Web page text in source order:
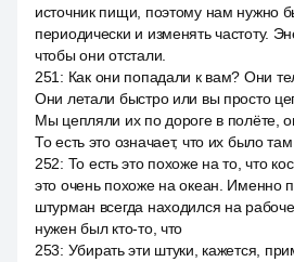
источник пищи, поэтому нам нужно
периодически и изменять частоту.
чтобы они отстали.
251 : Как они попадали к вам? Они
Они летали быстро или вы просто
Мы цепляли их по дороге в полёте,
То есть это означает, что их было
252: То есть это похоже на то, что
это очень похоже на океан. Именно
штурман всегда находился на
нужен был кто-то, что
253: Убирать эти штуки, кажется,